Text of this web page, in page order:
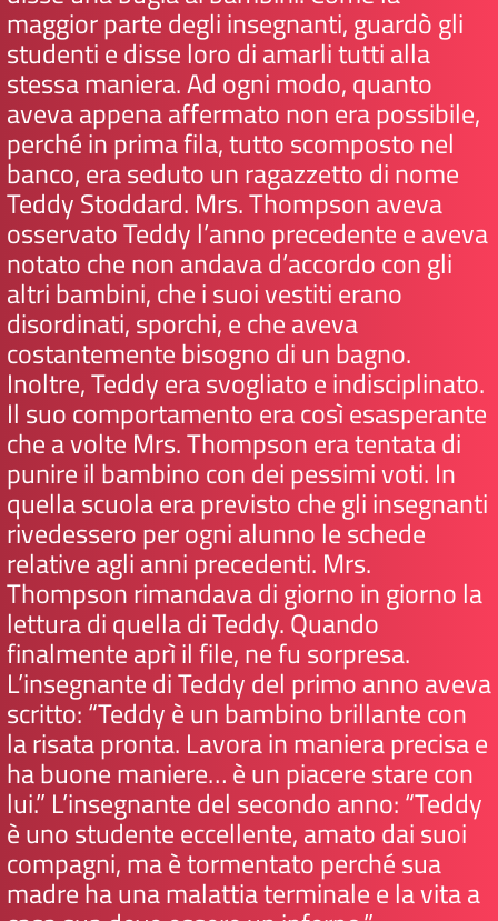
maggior parte degli insegnanti, guardò gli
studenti e disse loro di amarli tutti alla
stessa maniera. Ad ogni modo, quanto
aveva appena affermato non era possibile,
perché in prima fila, tutto scomposto nel
banco, era seduto un ragazzetto di nome
Teddy Stoddard. Mrs. Thompson aveva
osservato Teddy l’anno precedente e aveva
notato che non andava d’accordo con gli
altri bambini, che i suoi vestiti erano
disordinati, sporchi, e che aveva
costantemente bisogno di un bagno.
Inoltre, Teddy era svogliato e indisciplinato.
Il suo comportamento era così esasperante
che a volte Mrs. Thompson era tentata di
punire il bambino con dei pessimi voti. In
quella scuola era previsto che gli insegnanti
rivedessero per ogni alunno le schede
relative agli anni precedenti. Mrs.
Thompson rimandava di giorno in giorno la
lettura di quella di Teddy. Quando
finalmente aprì il file, ne fu sorpresa.
L’insegnante di Teddy del primo anno aveva
scritto: “Teddy è un bambino brillante con
la risata pronta. Lavora in maniera precisa e
ha buone maniere… è un piacere stare con
lui.” L’insegnante del secondo anno: “Teddy
è uno studente eccellente, amato dai suoi
compagni, ma è tormentato perché sua
madre ha una malattia terminale e la vita a